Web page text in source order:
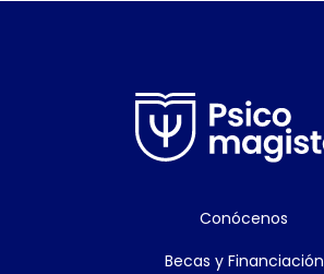
Conócenos
Becas y Financiación